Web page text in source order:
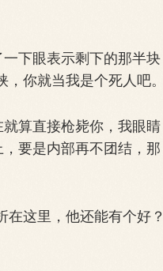
下眼表示剩下的那半块
你就当我是个死人吧
算直接枪毙你，我眼睛
要是内部再不团结，那
这里，他还能有个好